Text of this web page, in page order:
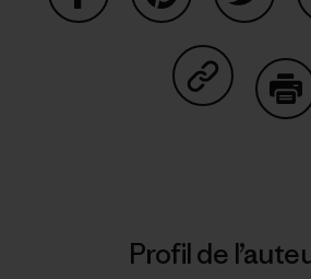
Partager
Profil de